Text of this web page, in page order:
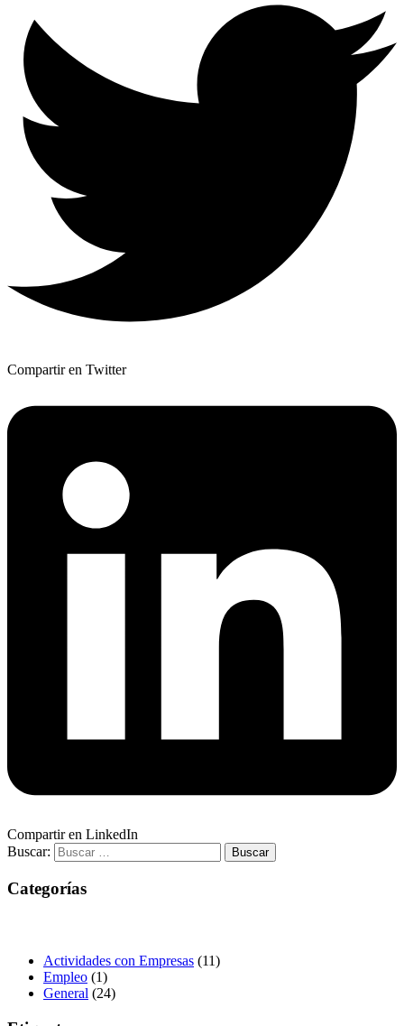
Compartir en Twitter
Compartir en LinkedIn
Buscar:
Categorías
Actividades con Empresas (11)
Empleo (1)
General (24)